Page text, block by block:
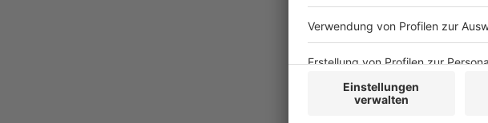
aber auch
Westfalens
Autoren: